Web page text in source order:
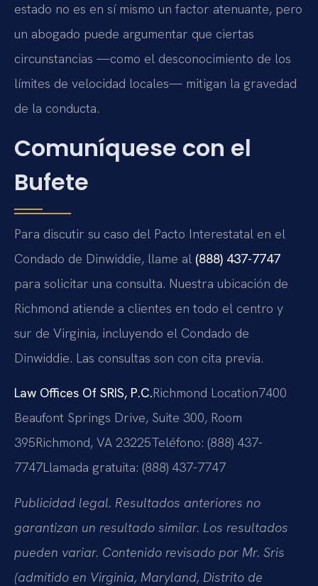
estado no es en sí mismo un factor atenuante, pero
un abogado puede argumentar que ciertas
circunstancias —como el desconocimiento de los
límites de velocidad locales— mitigan la gravedad
de la conducta.
Comuníquese con el
Bufete
Para discutir su caso del Pacto Interestatal en el
Condado de Dinwiddie, llame al (888) 437-7747
para solicitar una consulta. Nuestra ubicación de
Richmond atiende a clientes en todo el centro y
sur de Virginia, incluyendo el Condado de
Dinwiddie. Las consultas son con cita previa.
Law Offices Of SRIS, P.C.Richmond Location7400
Beaufont Springs Drive, Suite 300, Room
395Richmond, VA 23225Teléfono: (888) 437-
7747Llamada gratuita: (888) 437-7747
Publicidad legal. Resultados anteriores no
garantizan un resultado similar. Los resultados
pueden variar. Contenido revisado por Mr. Sris
(admitido en Virginia, Maryland, Distrito de